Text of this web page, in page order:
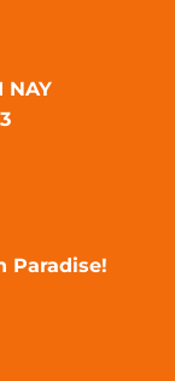
NAY
Paradise!